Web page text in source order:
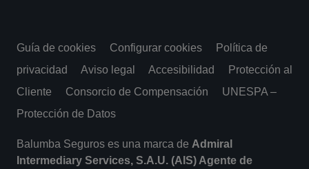
Guía de cookies Configurar cookies
Política de
privacidad
Aviso legal Accesibilidad
Protección al
Cliente
Consorcio de Compensación
UNESPA –
Protección de Datos
Balumba Seguros es una marca de Admiral
Intermediary Services, S.A.U. (AIS) Agente de